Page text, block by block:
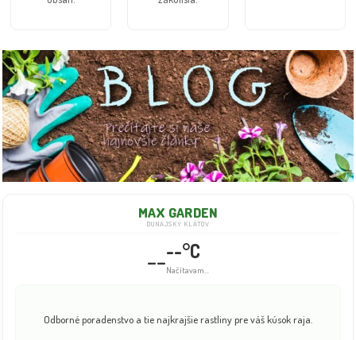
MAX GARDEN
DUNAJSKÝ KLÁTOV
----°C
Načítavam...
Odborné poradenstvo a tie najkrajšie rastliny pre váš kúsok raja.